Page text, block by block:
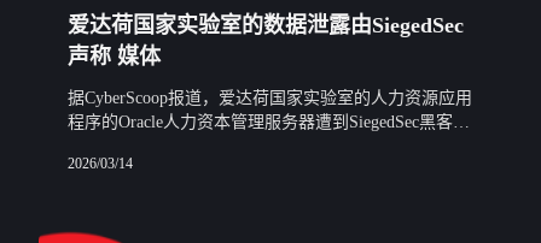
爱达荷国家实验室的数据泄露由SiegedSec
声称 媒体
据CyberScoop报道，爱达荷国家实验室的人力资源应用
程序的Oracle人力资本管理服务器遭到SiegedSec黑客组
和公民数据。
2026/03/14